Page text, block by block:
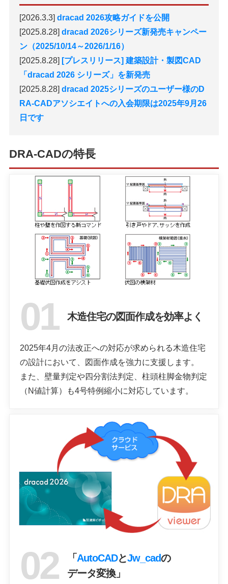
[2026.3.3] dracad 2026攻略ガイドを公開
[2025.8.28] dracad 2026シリーズ新発売キャンペー
ン（2025/10/14～2026/1/16）
[2025.8.28] [プレスリリース] 建築設計・製図CAD
「dracad 2026 シリーズ」を新発売
[2025.8.28] dracad 2025シリーズのユーザー様のD
RA-CADアソシエイトへの入会期限は2025年9月26
日です
DRA-CADの特長
木造住宅の図面作成を効率よく
2025年4月の法改正への対応が求められる木造住宅
の設計において、図面作成を強力に支援します。
また、壁量判定や四分割法判定、柱頭柱脚金物判定
（N値計算）も4号特例縮小に対応しています。
「 AutoCADとJw_cadの
データ変換」